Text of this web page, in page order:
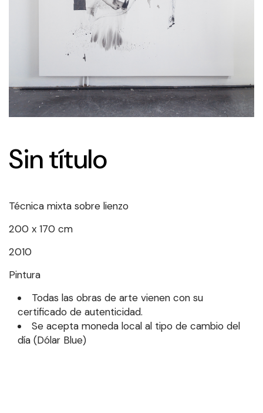
Sin título
Técnica mixta sobre lienzo
200 x 170 cm
2010
Pintura
Todas las obras de arte vienen con su
certificado de autenticidad.
Se acepta moneda local al tipo de cambio del
día (Dólar Blue)